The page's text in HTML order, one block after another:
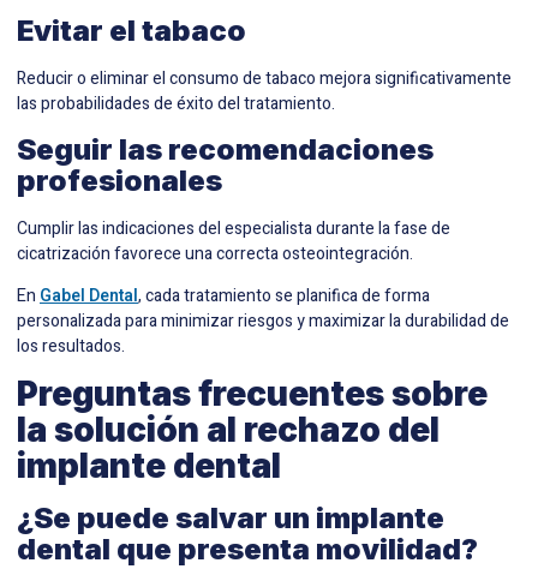
Evitar el tabaco
Reducir o eliminar el consumo de tabaco mejora significativamente
las probabilidades de éxito del tratamiento.
Seguir las recomendaciones
profesionales
Cumplir las indicaciones del especialista durante la fase de
cicatrización favorece una correcta osteointegración.
En Gabel Dental, cada tratamiento se planifica de forma
personalizada para minimizar riesgos y maximizar la durabilidad de
los resultados.
Preguntas frecuentes sobre
la solución al rechazo del
implante dental
¿Se puede salvar un implante
dental que presenta movilidad?